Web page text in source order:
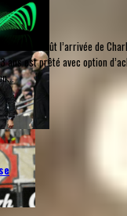
mardi 4 août l’arrivée de
est prêté avec option